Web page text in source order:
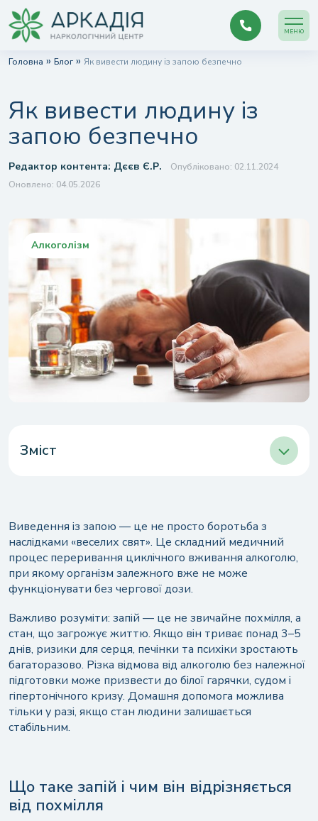
МЕНЮ
Головна » Блог » Як вивести людину із запою безпечно
Як вивести людину із
запою безпечно
Редактор контента: Дєєв Є.Р.
Опубліковано: 02.11.2024
Оновлено: 04.05.2026
Алкоголізм
Зміст
допомоги
Як вивести людину із запою в домашніх
умовах
Що можна і не можна робити при виході із
запою вдома
Коли можна допомогти вдома, а коли
потрібен лікар
Поступовий вихід із запою: коли він можливий
Чим виводять із запою: препарати,
крапельниці та лікарська допомога
Чи можна вивести із запою без крапельниці
Як вивести людину із запою, якщо вона не
хоче
Виведення із запою — це не просто боротьба з
наслідками «веселих свят». Це складний медичний
процес переривання циклічного вживання алкоголю,
при якому організм залежного вже не може
функціонувати без чергової дози.
Важливо розуміти: запій — це не звичайне похмілля, а
стан, що загрожує життю. Якщо він триває понад 3–5
днів, ризики для серця, печінки та психіки зростають
багаторазово. Різка відмова від алкоголю без належної
підготовки може призвести до білої гарячки, судом і
гіпертонічного кризу. Домашня допомога можлива
тільки у разі, якщо стан людини залишається
стабільним.
Що таке запій і чим він відрізняється
від похмілля